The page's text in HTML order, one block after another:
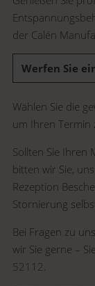
der Calén
Werfen Sie
Wählen Sie die
um Ihren Termin
Sollten Sie Ihren
bitten wir Sie,
Rezeption
Stornierung
Bei Fragen zu
wir Sie gerne –
52112